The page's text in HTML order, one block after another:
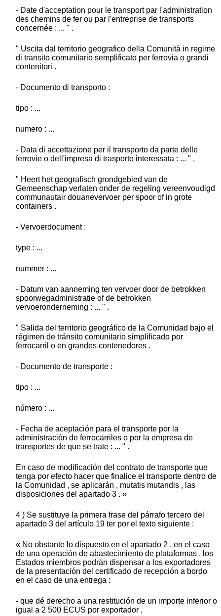
- Date d'acceptation pour le transport par l'administration
des chemins de fer ou par l'entreprise de transports
concernée : ... " .
" Uscita dal territorio geografico della Comunità in regime
di transito comunitario semplificato per ferrovia o grandi
contenitori .
- Documento di transporto :
tipo : ...
numero : ...
- Data di accettazione per il transporto da parte delle
ferrovie o dell'impresa di trasporto interessata : ... " .
" Heert het geografisch grondgebied van de
Gemeenschap verlaten onder de regeling vereenvoudigd
communautair douanevervoer per spoor of in grote
containers .
- Vervoerdocument :
type : ...
nummer : ...
- Datum van aanneming ten vervoer door de betrokken
spoorwegadministratie of de betrokken
vervoeronderneming : ... " .
" Salida del territorio geográfico de la Comunidad bajo el
régimen de tránsito comunitario simplificado por
ferrocarril o en grandes contenedores .
- Documento de transporte :
tipo : ...
número : ...
- Fecha de aceptación para el transporte por la
administración de ferrocarriles o por la empresa de
transportes de que se trate : ... " .
En caso de modificación del contrato de transporte que
tenga por efecto hacer que finalice el transporte dentro de
la Comunidad , se aplicarán , mutatis mutandis , las
disposiciones del apartado 3 . »
4 ) Se sustituye la primera frase del párrafo tercero del
apartado 3 del artículo 19 ter por el texto siguiente :
« No obstante lo dispuesto en el apartado 2 , en el caso
de una operación de abastecimiento de plataformas , los
Estados miembros podrán dispensar a los exportadores
de la presentación del certificado de recepción a bordo
en el caso de una entrega :
- que dé derecho a una restitución de un importe inferior o
igual a 2 500 ECUS por exportador ,